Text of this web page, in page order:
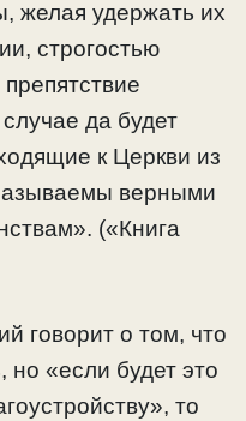
желая удержать их
строгостью
да будет
к Церкви из
верными
(«Книга
говорит о том, что
но «если будет это
то